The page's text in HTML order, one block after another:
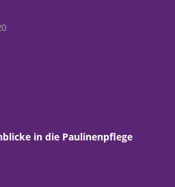
in die Paulinenpflege